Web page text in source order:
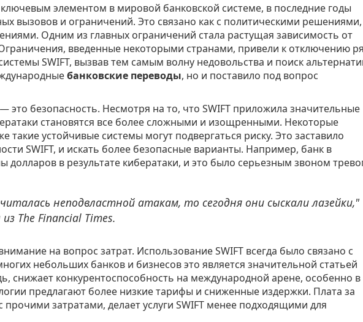
элементом в мировой банковской системе, в последние годы
вызовов и ограничений. Это связано как с политическими решениями,
Одним из главных ограничений стала растущая зависимость от
введенные некоторыми странами, привели к отключению
SWIFT, вызвав тем самым волну недовольства и поиск
банковские переводы, но и поставило под вопрос
это безопасность. Несмотря на то, что SWIFT приложила значительные
становятся все более сложными и изощренными. Некоторые
такие устойчивые системы могут подвергаться риску. Это заставило
SWIFT, и искать более безопасные варианты. Например, банк в
долларов в результате кибератаки, и это было серьезным звоном
неподвластной атакам, то сегодня они сыскали лазейки,"
The Financial Times.
на вопрос затрат. Использование SWIFT всегда было связано с
небольших банков и бизнесов это является значительной статьей
снижает конкурентоспособность на международной арене, особенно в
предлагают более низкие тарифы и сниженные издержки. Плата за
затратами, делает услуги SWIFT менее подходящими для